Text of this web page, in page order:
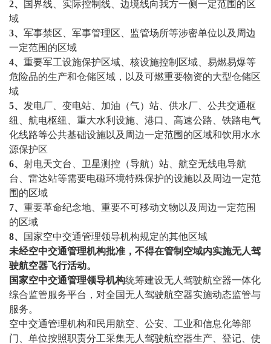
2、
国界线、实际控制线、边境线向我方一侧一定范围的区
域
3、 军事禁区、军事管理区、监管场所等涉密单位以及周边
一定范围的区域
4、 重要军工设施保护区域、核设施控制区域、易燃易爆等
危险品的生产和仓储区域，以及可燃重要物资的大型仓储区
域
5、 发电厂、变电站、加油（气）站、供水厂、公共交通枢
纽、航电枢纽、重大水利设施、港口、高速公路、铁路电气
化线路等公共基础设施以及周边一定范围的区域和饮用水水
源保护区
6、 射电天文台、卫星测控（导航）站、航空无线电导航
台、雷达站等需要电磁环境特殊保护的设施以及周边一定范
围的区域
7、 重要革命纪念地、重要不可移动文物以及周边一定范围
的区域
8、
国家空中交通管理领导机构规定的其他区域
未经空中交通管理机构批准，不得在管制空域内实施无人驾
驶航空器飞行活动。
国家空中交通管理领导机构统筹建设无人驾驶航空器一体化
综合监管服务平台，对全国无人驾驶航空器实施动态监管与
服务。
空中交通管理机构和民用航空、公安、工业和信息化等部
门、单位按照职责分工采集无人驾驶航空器生产、登记、使